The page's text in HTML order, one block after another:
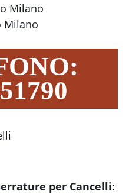
Milano
Milano
per Cancelli: